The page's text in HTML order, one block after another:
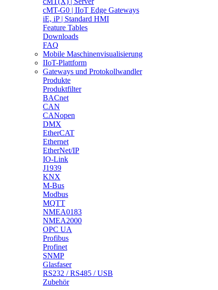
cMT-G0 | IIoT Edge Gateways
iE, iP | Standard HMI
Feature Tables
Downloads
FAQ
Mobile Maschinenvisualisierung
IIoT-Plattform
Gateways und Protokollwandler
Produkte
Produktfilter
BACnet
CAN
CANopen
DMX
EtherCAT
Ethernet
EtherNet/IP
IO-Link
J1939
KNX
M-Bus
Modbus
MQTT
NMEA0183
NMEA2000
OPC UA
Profibus
Profinet
SNMP
Glasfaser
RS232 / RS485 / USB
Zubehör